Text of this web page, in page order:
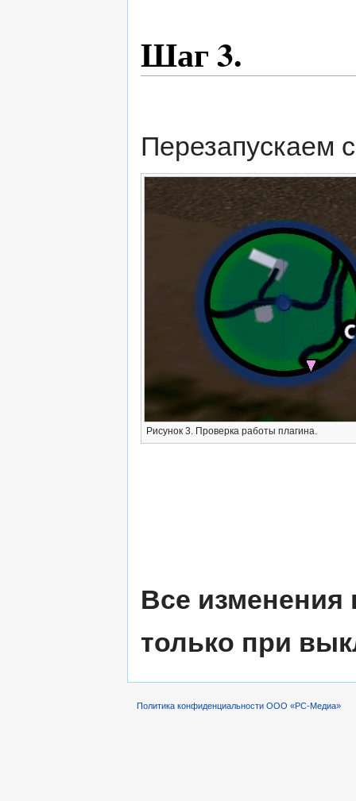
Шаг 3.
Перезапускаем
Рисунок 3. Проверка работы плагина.
Все изменения
только при
Политика конфиденциальности ООО «РС-Медиа»